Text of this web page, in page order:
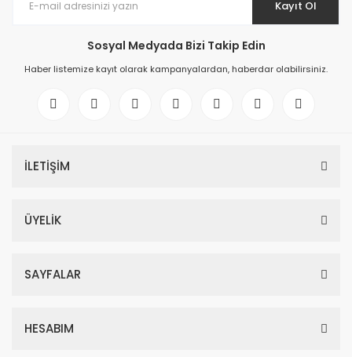
Kayıt Ol
Sosyal Medyada Bizi Takip Edin
Haber listemize kayıt olarak kampanyalardan, haberdar olabilirsiniz.
İLETİŞİM
ÜYELİK
SAYFALAR
HESABIM